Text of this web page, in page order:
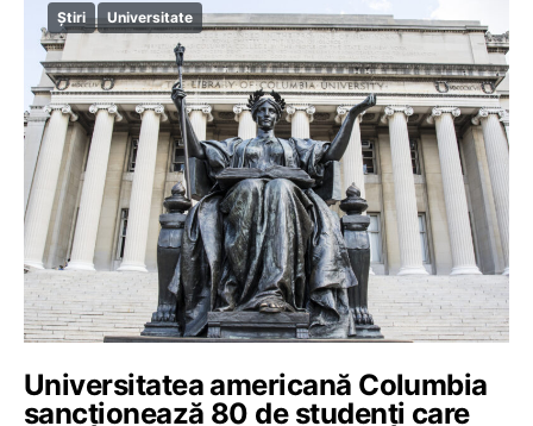
Știri Universitate
Universitatea americană Columbia
sancţionează 80 de studenţi care